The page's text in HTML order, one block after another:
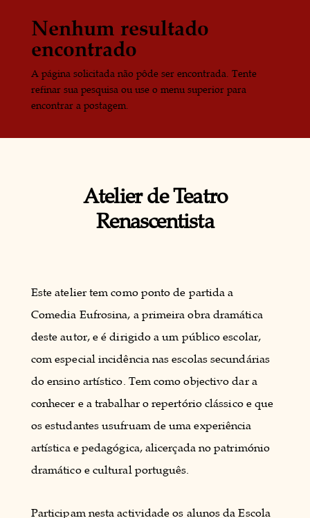
Nenhum resultado
encontrado
A página solicitada não pôde ser encontrada. Tente
refinar sua pesquisa ou use o menu superior para
encontrar a postagem.
Atelier de Teatro
Renascentista
Este atelier tem como ponto de partida a
Comedia Eufrosina, a primeira obra dramática
deste autor, e é dirigido a um público escolar,
com especial incidência nas escolas secundárias
do ensino artístico. Tem como objectivo dar a
conhecer e a trabalhar o repertório clássico e que
os estudantes usufruam de uma experiência
artística e pedagógica, alicerçada no património
dramático e cultural português.
Participam nesta actividade os alunos da Escola